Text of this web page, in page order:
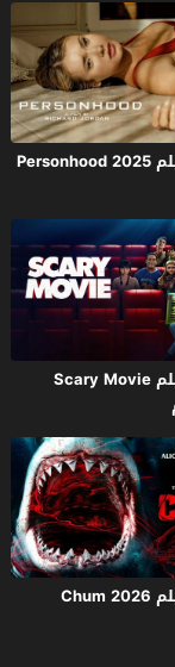
مشاهدة فيلم Personhood 2025
مشاهدة فيلم Scary Movie
مشاهدة فيلم Chum 2026